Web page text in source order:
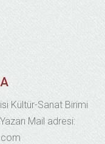
Kültür-Sanat Birimi
Mail adresi: